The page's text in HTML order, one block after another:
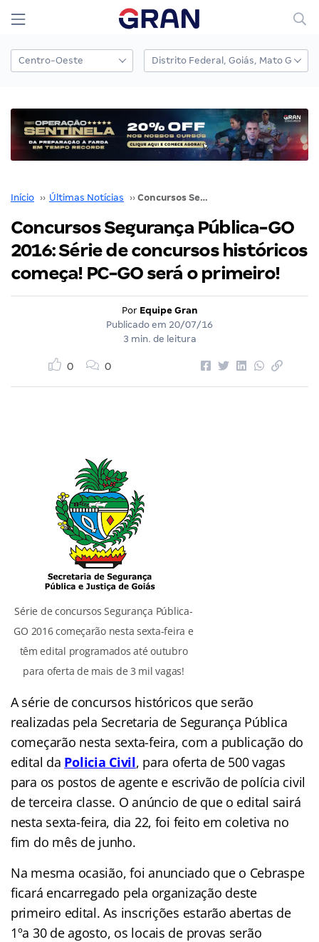
Início ›› Últimas Notícias ›› Concursos Segurança Pública-GO 2016: Série de concursos históricos começa! PC-GO será o primeiro!
Concursos Segurança Pública-GO
2016: Série de concursos históricos
começa! PC-GO será o primeiro!
Por Equipe Gran
Publicado em 20/07/16
3 min. de leitura
0 0
Série de concursos Segurança Pública-
GO 2016 começarão nesta sexta-feira e
têm edital programados até outubro
para oferta de mais de 3 mil vagas!
A série de concursos históricos que serão
realizadas pela Secretaria de Segurança Pública
começarão nesta sexta-feira, com a publicação do
edital da Policia Civil, para oferta de 500 vagas
para os postos de agente e escrivão de polícia civil
de terceira classe. O anúncio de que o edital sairá
nesta sexta-feira, dia 22, foi feito em coletiva no
fim do mês de junho.
Na mesma ocasião, foi anunciado que o Cebraspe
ficará encarregado pela organização deste
primeiro edital. As inscrições estarão abertas de
1ºa 30 de agosto, os locais de provas serão